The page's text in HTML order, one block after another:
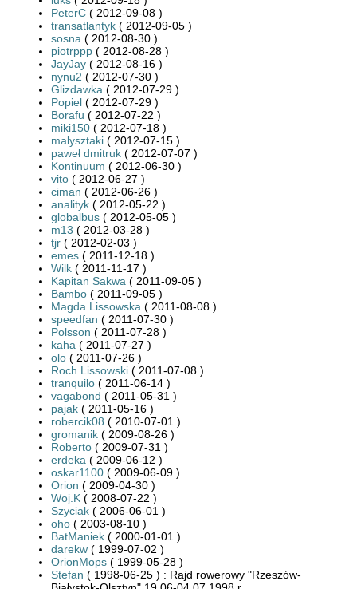
PeterC ( 2012-09-08 )
transatlantyk ( 2012-09-05 )
sosna ( 2012-08-30 )
piotrppp ( 2012-08-28 )
JayJay ( 2012-08-16 )
nynu2 ( 2012-07-30 )
Glizdawka ( 2012-07-29 )
Popiel ( 2012-07-29 )
Borafu ( 2012-07-22 )
miki150 ( 2012-07-18 )
malysztaki ( 2012-07-15 )
paweł dmitruk ( 2012-07-07 )
Kontinuum ( 2012-06-30 )
vito ( 2012-06-27 )
ciman ( 2012-06-26 )
analityk ( 2012-05-22 )
globalbus ( 2012-05-05 )
m13 ( 2012-03-28 )
tjr ( 2012-02-03 )
emes ( 2011-12-18 )
Wilk ( 2011-11-17 )
Kapitan Sakwa ( 2011-09-05 )
Bambo ( 2011-09-05 )
Magda Lissowska ( 2011-08-08 )
speedfan ( 2011-07-30 )
Polsson ( 2011-07-28 )
kaha ( 2011-07-27 )
olo ( 2011-07-26 )
Roch Lissowski ( 2011-07-08 )
tranquilo ( 2011-06-14 )
vagabond ( 2011-05-31 )
pajak ( 2011-05-16 )
robercik08 ( 2010-07-01 )
gromanik ( 2009-08-26 )
Roberto ( 2009-07-31 )
erdeka ( 2009-06-12 )
oskar1100 ( 2009-06-09 )
Orion ( 2009-04-30 )
Woj.K ( 2008-07-22 )
Szyciak ( 2006-06-01 )
oho ( 2003-08-10 )
BatManiek ( 2000-01-01 )
darekw ( 1999-07-02 )
OrionMops ( 1999-05-28 )
Stefan ( 1998-06-25 ) : Rajd rowerowy "Rzeszów-